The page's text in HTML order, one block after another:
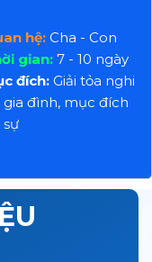
hệ: Cha - Con
gian:7 - 10 ngày
đích:Giải tỏa nghi
gia đình, mục đích
sự